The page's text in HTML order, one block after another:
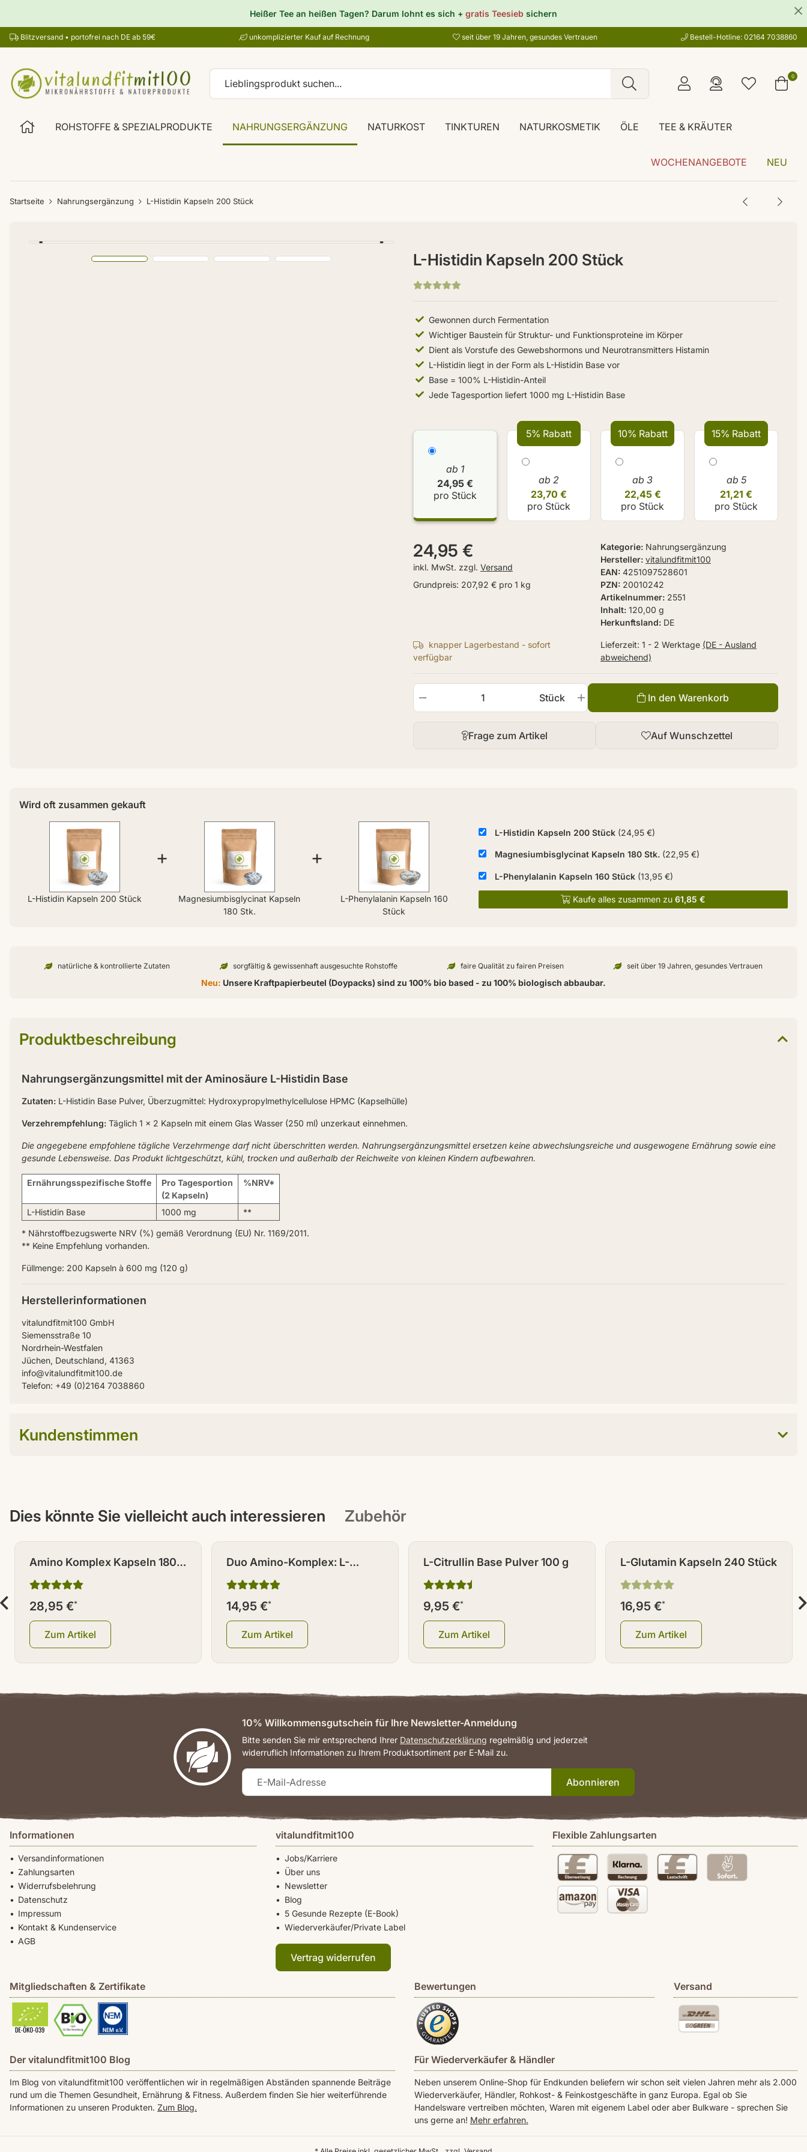
Heißer Tee an heißen Tagen? Darum lohnt es sich + gratis Teesieb sichern
Blitzversand • portofrei nach DE ab 59€ unkomplizierter Kauf auf Rechnung seit über 19 Jahren, gesundes Vertrauen Bestell-Hotline: 02164 7038860
ROHSTOFFE & SPEZIALPRODUKTE NAHRUNGSERGÄNZUNG NATURKOST TINKTUREN NATURKOSMETIK ÖLE TEE & KRÄUTER
WOCHENANGEBOTE NEU
0
Startseite Nahrungsergänzung L-Histidin Kapseln 200 Stück
L-Histidin Kapseln 200 Stück
Inhalt 120,00 g
Hersteller vitalundfitmit100
Artikelnummer 2551
PZN 20010242
EAN 4251097528601
Herkunftsland DE
Kategorie Nahrungsergänzung
Gewonnen durch Fermentation
Wichtiger Baustein für Struktur- und Funktionsproteine im Körper
Dient als Vorstufe des Gewebshormons und Neurotransmitters Histamin
L-Histidin liegt in der Form als L-Histidin Base vor
Base = 100% L-Histidin-Anteil
Jede Tagesportion liefert 1000 mg L-Histidin Base
24,95 €
inkl. MwSt. zzgl. Versand
Grundpreis: 207,92 € pro 1 kg
Frage zum Artikel Auf Wunschzettel
Stück In den Warenkorb
knapper Lagerbestand - sofort
verfügbar
Lieferzeit: 1 - 2 Werktage (DE - Ausland
abweichend)
ab 1
24,95 €
pro Stück
5% Rabatt
ab 2
23,70 €
pro Stück
10% Rabatt
ab 3
22,45 €
pro Stück
15% Rabatt
ab 5
21,21 €
pro Stück
Wird oft zusammen gekauft
L-Histidin Kapseln 200 Stück
+
Magnesiumbisglycinat Kapseln
180 Stk.
+
L-Phenylalanin Kapseln 160
Stück
L-Histidin Kapseln 200 Stück (24,95 €)
Magnesiumbisglycinat Kapseln 180 Stk. (22,95 €)
L-Phenylalanin Kapseln 160 Stück (13,95 €)
Kaufe alles zusammen zu61,85 €
natürliche & kontrollierte Zutaten sorgfältig & gewissenhaft ausgesuchte Rohstoffe faire Qualität zu fairen Preisen seit über 19 Jahren, gesundes Vertrauen
Neu: Unsere Kraftpapierbeutel (Doypacks) sind zu 100% bio based - zu 100% biologisch abbaubar.
Produktbeschreibung
Nahrungsergänzungsmittel mit der Aminosäure L-Histidin Base
Zutaten: L-Histidin Base Pulver, Überzugmittel: Hydroxypropylmethylcellulose HPMC (Kapselhülle)
Verzehrempfehlung: Täglich 1 x 2 Kapseln mit einem Glas Wasser (250 ml) unzerkaut einnehmen.
Die angegebene empfohlene tägliche Verzehrmenge darf nicht überschritten werden. Nahrungsergänzungsmittel ersetzen keine abwechslungsreiche und ausgewogene Ernährung sowie eine
gesunde Lebensweise. Das Produkt lichtgeschützt, kühl, trocken und außerhalb der Reichweite von kleinen Kindern aufbewahren.
Ernährungsspezifische Stoffe
Pro Tagesportion
(2 Kapseln)
%NRV*
L-Histidin Base 1000 mg **
* Nährstoffbezugswerte NRV (%) gemäß Verordnung (EU) Nr. 1169/2011.
** Keine Empfehlung vorhanden.
Füllmenge: 200 Kapseln à 600 mg (120 g)
Herstellerinformationen
vitalundfitmit100 GmbH
Siemensstraße 10
Nordrhein-Westfalen
Jüchen, Deutschland, 41363
info@vitalundfitmit100.de
Telefon: +49 (0)2164 7038860
Kundenstimmen
Dies könnte Sie vielleicht auch interessieren Zubehör
Amino Komplex Kapseln 180
Stück
28,95 €*
Zum Artikel
Duo Amino-Komplex: L-
Arginin + L-Ornithin 200 g
14,95 €*
Zum Artikel
L-Citrullin Base Pulver 100 g
9,95 €*
Zum Artikel
L-Glutamin Kapseln 240 Stück
16,95 €*
Zum Artikel
Informationen
Versandinformationen
Zahlungsarten
Widerrufsbelehrung
Datenschutz
Impressum
Kontakt & Kundenservice
AGB
vitalundfitmit100
Jobs/Karriere
Über uns
Newsletter
Blog
5 Gesunde Rezepte (E-Book)
Wiederverkäufer/Private Label
Vertrag widerrufen
Flexible Zahlungsarten
Mitgliedschaften & Zertifikate Bewertungen Versand
Der vitalundfitmit100 Blog
Im Blog von vitalundfitmit100 veröffentlichen wir in regelmäßigen Abständen spannende Beiträge
rund um die Themen Gesundheit, Ernährung & Fitness. Außerdem finden Sie hier weiterführende
Informationen zu unseren Produkten. Zum Blog.
Für Wiederverkäufer & Händler
Neben unserem Online-Shop für Endkunden beliefern wir schon seit vielen Jahren mehr als 2.000
Wiederverkäufer, Händler, Rohkost- & Feinkostgeschäfte in ganz Europa. Egal ob Sie
Handelsware vertreiben möchten, Waren mit eigenem Label oder aber Bulkware - sprechen Sie
uns gerne an! Mehr erfahren.
10% Willkommensgutschein für Ihre Newsletter-Anmeldung
Bitte senden Sie mir entsprechend Ihrer Datenschutzerklärung regelmäßig und jederzeit
widerruflich Informationen zu Ihrem Produktsortiment per E-Mail zu.
Abonnieren